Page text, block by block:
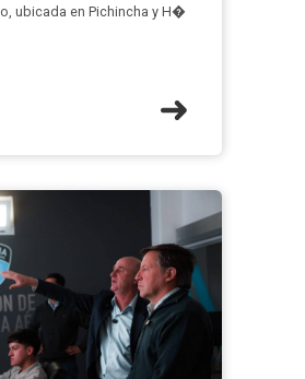
ubicada en Pichincha y H�